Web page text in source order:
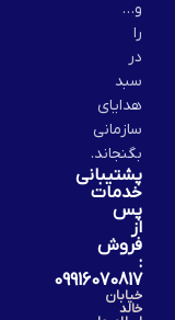
و…
را
در
سبد
هدایای
سازمانی
بگنجاند.
پشتیبانی
خدمات
پس
از
فروش
:
09916070817
خیابان
خالد